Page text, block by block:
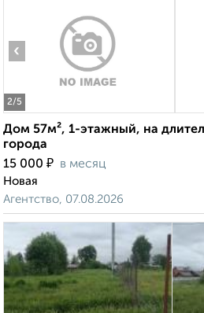
2/5
‹
Дом 57м², 1-этажный, на
города
15 000 ₽ в месяц
Новая
Агентство, 07.08.2026